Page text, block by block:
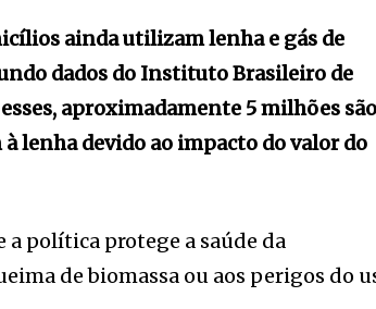
ainda utilizam lenha e gás de
dados do Instituto Brasileiro de
aproximadamente 5 milhões são
lenha devido ao impacto do valor do
a política protege a saúde da
de biomassa ou aos perigos do